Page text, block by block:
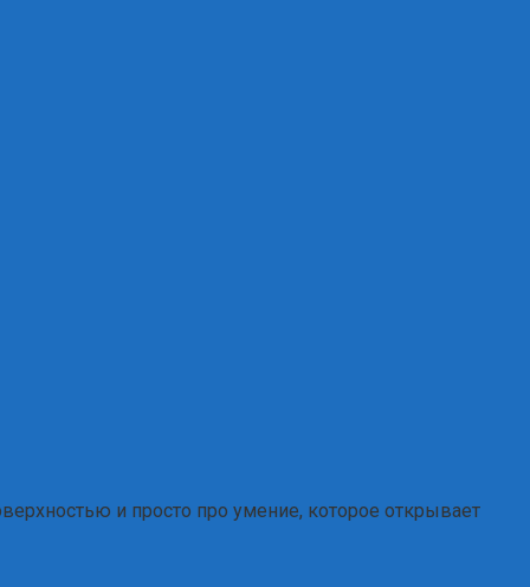
и просто про умение, которое открывает